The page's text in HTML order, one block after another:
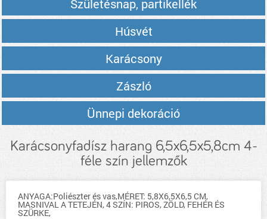
Születésnap, partikellék
Húsvét
Karácsony
Zászló
Ünnepi dekoráció
Karácsonyfadísz harang 6,5x6,5x5,8cm 4-
féle szín jellemzők
ANYAGA:Poliészter és vas,MÉRET: 5,8X6,5X6,5 CM,
MASNIVAL A TETEJÉN, 4 SZÍN: PIROS, ZÖLD, FEHÉR ÉS
SZÜRKE,